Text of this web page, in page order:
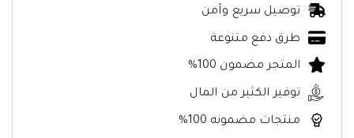
توصيل سريع وآمن
طرق دفع متنوعة
المتجر مضمون 100%
توفير الكثير من المال
منتجات مضمونه 100%